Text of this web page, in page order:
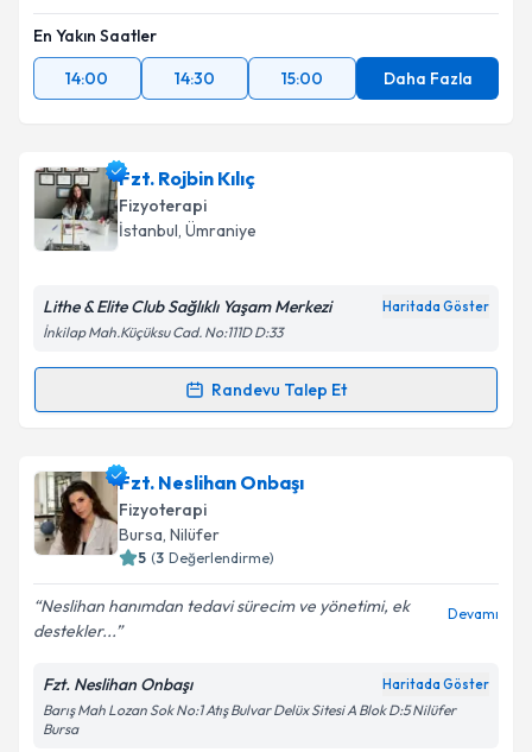
En Yakın Saatler
14:00
14:30 15:00 Daha Fazla
Fzt. Rojbin Kılıç
Fizyoterapi
İstanbul, Ümraniye
Lithe & Elite Club Sağlıklı Yaşam Merkezi Haritada Göster
İnkilap Mah.Küçüksu Cad. No:111D D:33
Randevu Talep Et
Randevu Takvimi Talebi
Fzt. Rojbin Kılıçiçin randevu takvimi talebi oluşturun.
Size bu uzmandan randevu almanız için bir takvim
hazırlandığında e-posta ile bilgilendireceğiz.
Kişisel verilerimin işlenmesine ilişkin
Aydınlatma
Metni'ni okudum ve kişisel verilerimin belirtilen
Fzt. Neslihan Onbaşı
Fizyoterapi
Bursa, Nilüfer
5 (3 Değerlendirme)
Neslihan hanımdan tedavi sürecim ve yönetimi, ek
destekler...
Devamı
Fzt. Neslihan Onbaşı Haritada Göster
Barış Mah Lozan Sok No:1 Atış Bulvar Delüx Sitesi A Blok D:5 Nilüfer
Bursa